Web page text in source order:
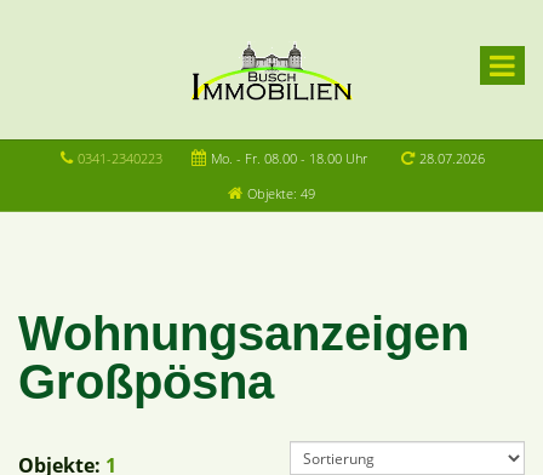
0341-2340223 Mo. - Fr. 08.00 - 18.00 Uhr
28.07.2026
Objekte: 49
Wohnungsanzeigen
Großpösna
Objekte: 1